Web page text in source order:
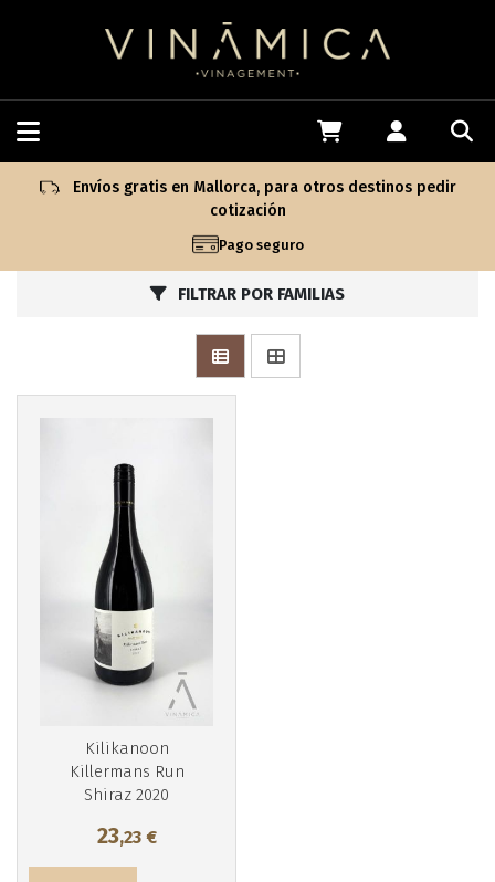
Envíos gratis en Mallorca, para otros destinos pedir
cotización
Pago seguro
FILTRAR POR FAMILIAS
Kilikanoon
Killermans Run
Shiraz 2020
23,23 €